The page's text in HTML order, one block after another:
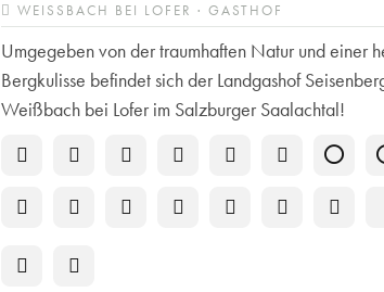
WEISSBACH BEI LOFER · GASTHOF
Umgegeben von der traumhaften Natur und einer
Bergkulisse befindet sich der Landgashof
Weißbach bei Lofer im Salzburger Saalachtal!